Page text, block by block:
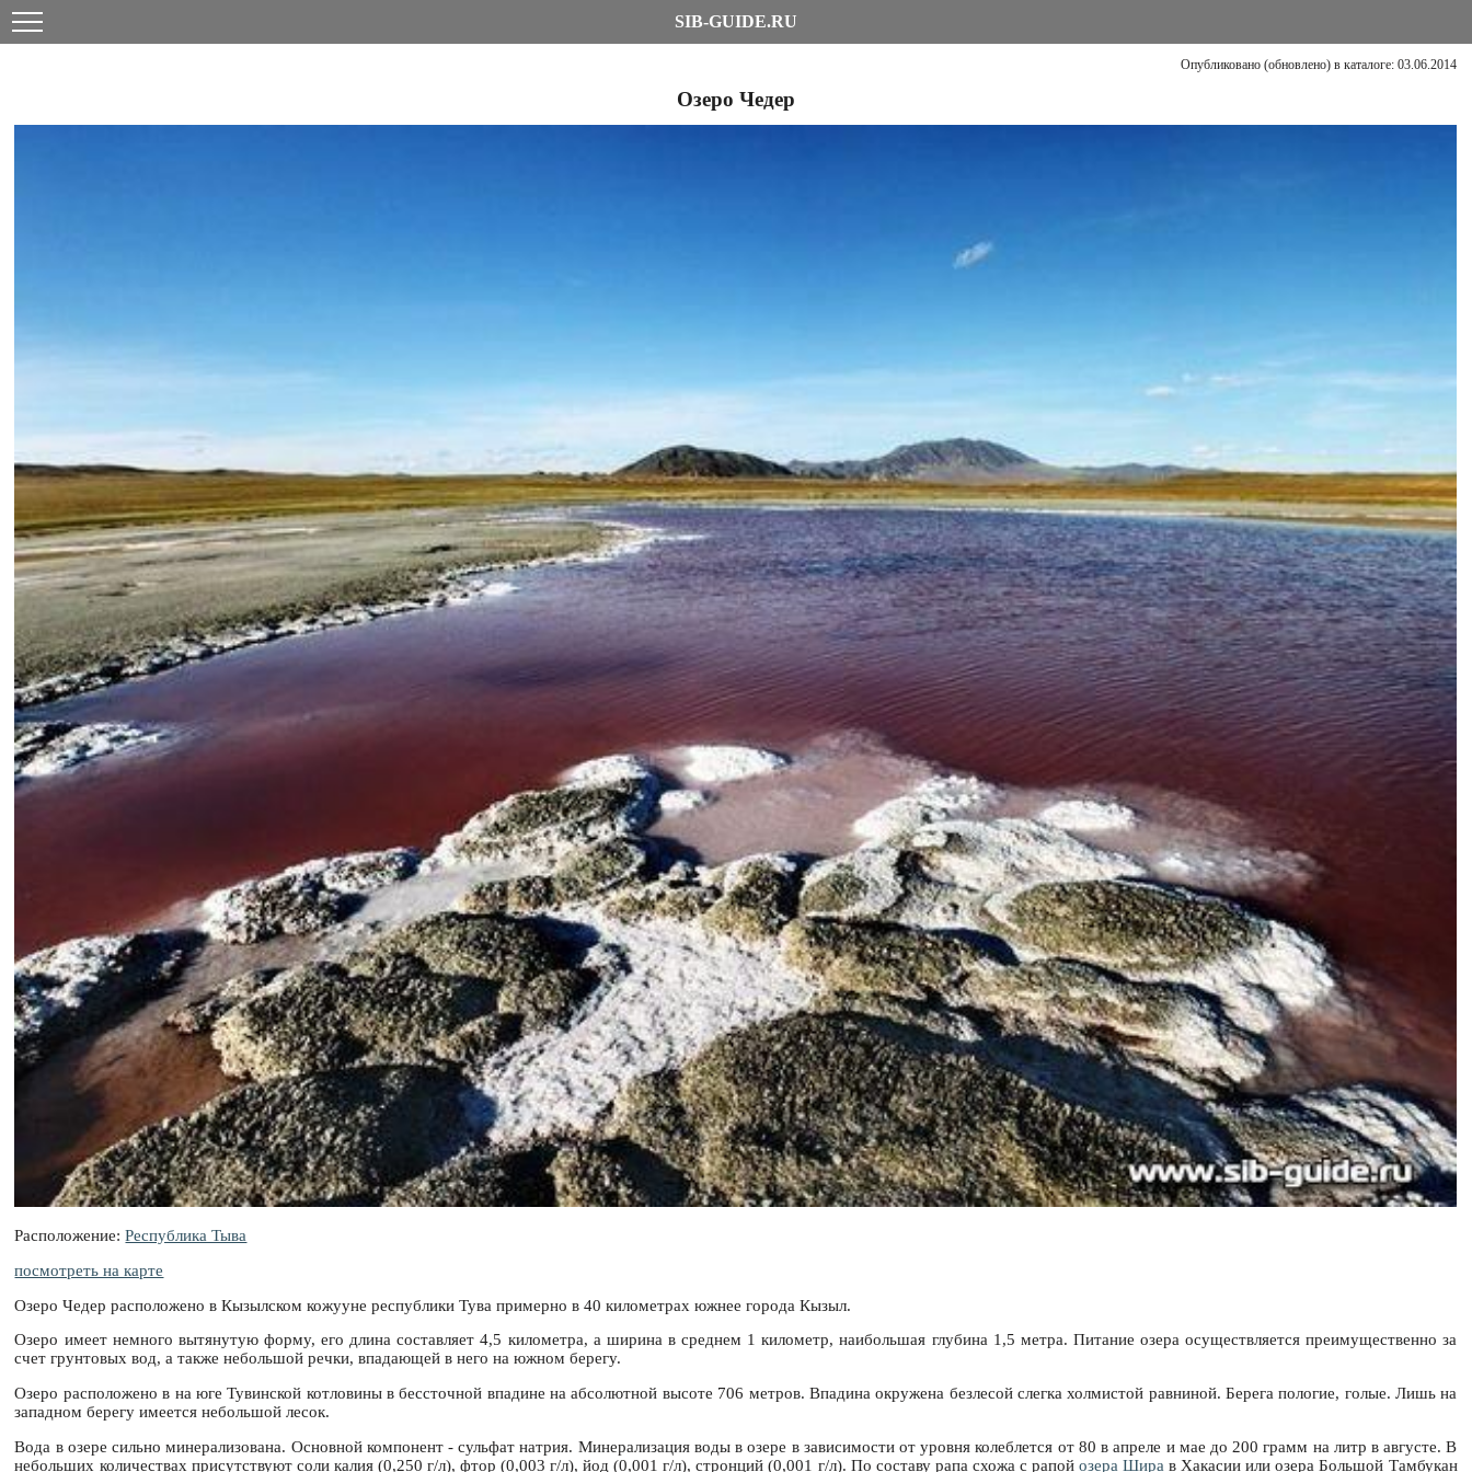
SIB-GUIDE.RU
Опубликовано (обновлено) в каталоге: 03.06.2014
Озеро Чедер
Расположение:Республика Тыва
посмотреть на карте
Озеро Чедер расположено в Кызылском кожууне республики Тува примерно в 40 километрах южнее города Кызыл.
Озеро имеет немного вытянутую форму, его длина составляет 4,5 километра, а ширина в среднем 1 километр, наибольшая глубина 1,5 метра. Питание озера осуществляется преимущественно за
счет грунтовых вод, а также небольшой речки, впадающей в него на южном берегу.
Озеро расположено в на юге Тувинской котловины в бессточной впадине на абсолютной высоте 706 метров. Впадина окружена безлесой слегка холмистой равниной. Берега пологие, голые. Лишь на
западном берегу имеется небольшой лесок.
Вода в озере сильно минерализована. Основной компонент - сульфат натрия. Минерализация воды в озере в зависимости от уровня колеблется от 80 в апреле и мае до 200 грамм на литр в августе. В
небольших количествах присутствуют соли калия (0,250 г/л), фтор (0,003 г/л), йод (0,001 г/л), стронций (0,001 г/л). По составу рапа схожа с рапойозера Шира в Хакасии или озера Большой Тамбукан